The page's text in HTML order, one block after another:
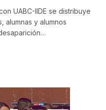
UABC-IIDE se distribuye
alumnas y alumnos